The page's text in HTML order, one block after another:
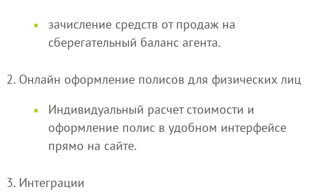
зачисление средств от продаж на
сберегательный баланс агента.
2. Онлайн оформление полисов для физических лиц
Индивидуальный расчет стоимости и
оформление полис в удобном интерфейсе
прямо на сайте.
3. Интеграции